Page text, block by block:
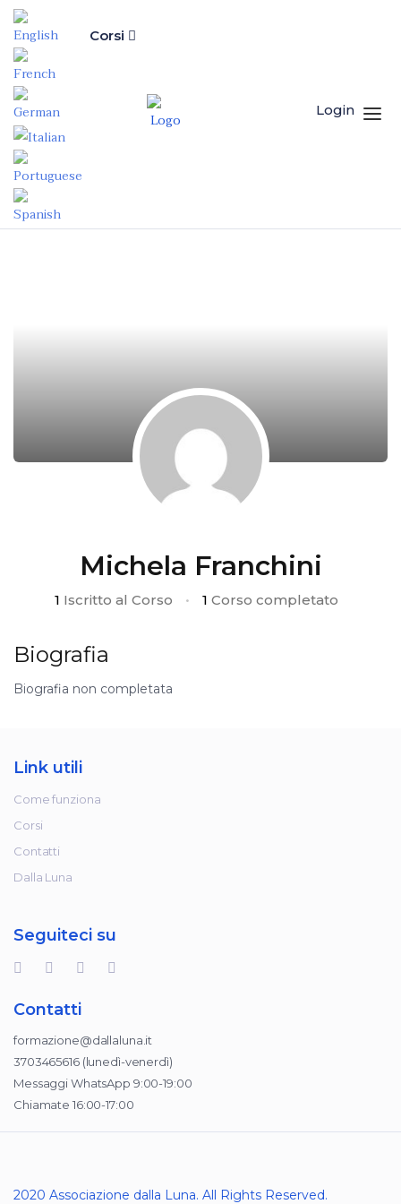
Corsi
Login
Michela Franchini
1 Iscritto al Corso • 1 Corso completato
Biografia
Biografia non completata
Link utili
Come funziona
Corsi
Contatti
Dalla Luna
Seguiteci su
Contatti
formazione@dallaluna.it
3703465616 (lunedì-venerdì)
Messaggi WhatsApp 9:00-19:00
Chiamate 16:00-17:00
2020 Associazione dalla Luna. All Rights Reserved.